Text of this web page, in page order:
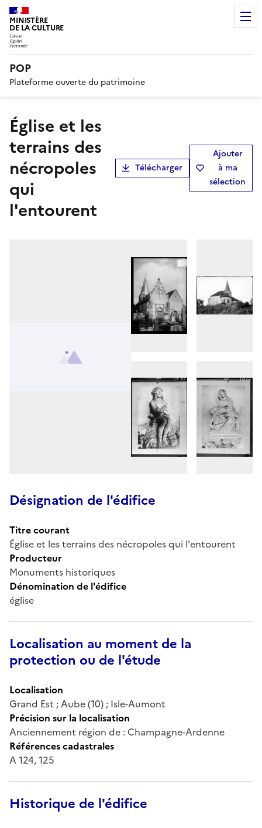
MINISTÈRE
DE LA CULTURE
POP
Plateforme ouverte du patrimoine
Église et les
terrains des
nécropoles
qui
l'entourent
Télécharger
Ajouter
à ma
sélection
Désignation de l'édifice
Titre courant
Église et les terrains des nécropoles qui l'entourent
Producteur
Monuments historiques
Dénomination de l'édifice
église
Localisation au moment de la
protection ou de l'étude
Localisation
Grand Est ; Aube (10) ; Isle-Aumont
Précision sur la localisation
Anciennement région de : Champagne-Ardenne
Références cadastrales
A 124, 125
Historique de l'édifice